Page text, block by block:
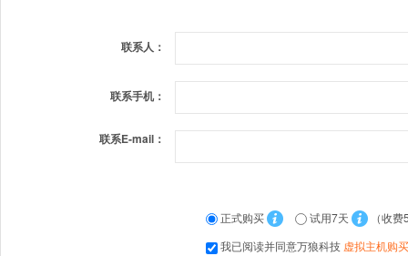
联系人：
联系手机：
联系E-mail：
正式购买 试用7天
（收费
我已阅读并同意万狼科技 虚拟主机购